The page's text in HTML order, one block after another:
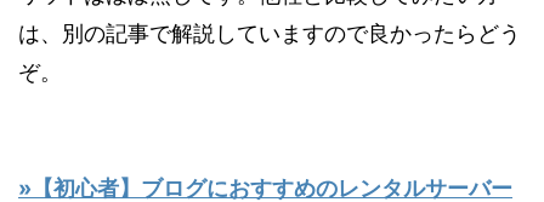
は、別の記事で解説していますので良かったらどう
ぞ。
»【初心者】ブログにおすすめのレンタルサーバー